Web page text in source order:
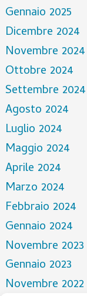
Gennaio 2025
Dicembre 2024
Novembre 2024
Ottobre 2024
Settembre 2024
Agosto 2024
Luglio 2024
Maggio 2024
Aprile 2024
Marzo 2024
Febbraio 2024
Gennaio 2024
Novembre 2023
Gennaio 2023
Novembre 2022